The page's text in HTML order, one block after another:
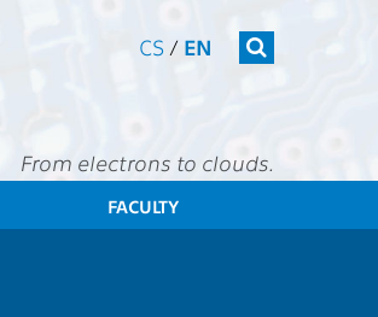
CS / EN
From electrons to clouds.
FACULTY